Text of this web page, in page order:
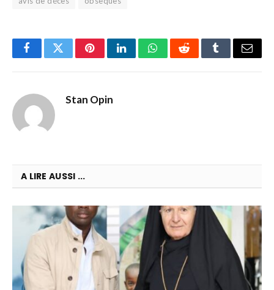
FacebookTwitterPinterestLinkedInWhatsAppRedditTumblrEmail
Stan Opin
A LIRE AUSSI ...